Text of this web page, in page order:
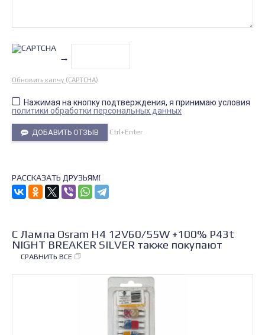
→
Обновить капчу (CAPTCHA)
Нажимая на кнопку подтверждения, я принимаю условия
политики обработки персональных данных
ДОБАВИТЬ ОТЗЫВ Ctrl+Enter
РАССКАЗАТЬ ДРУЗЬЯМ!
С Лампа Osram H4 12V60/55W +100% P43t
NIGHT BREAKER SILVER также покупают
СРАВНИТЬ ВСЕ